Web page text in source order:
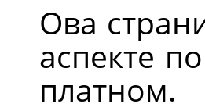
Ова
аспекте
платном.